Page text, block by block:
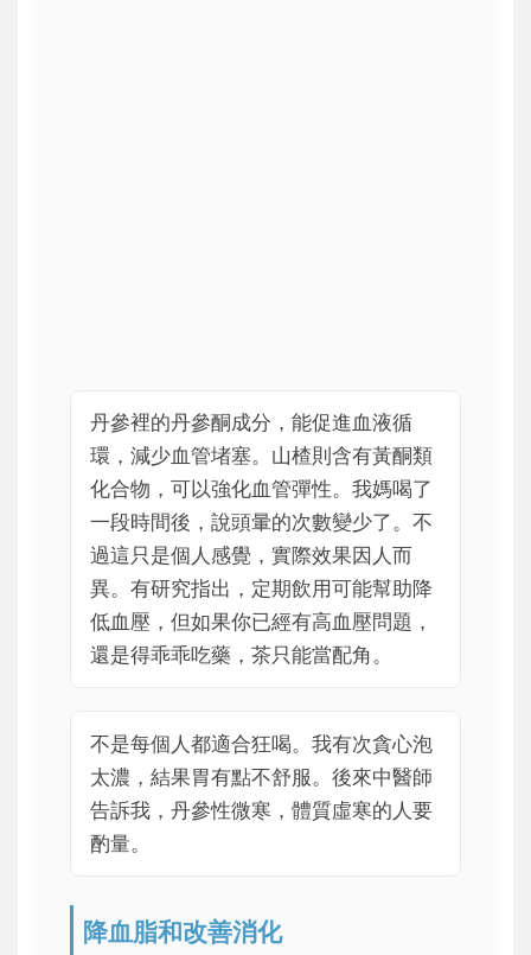
丹參裡的丹參酮成分，能促進血液循
環，減少血管堵塞。山楂則含有黃酮類
化合物，可以強化血管彈性。我媽喝了
一段時間後，說頭暈的次數變少了。不
過這只是個人感覺，實際效果因人而
異。有研究指出，定期飲用可能幫助降
低血壓，但如果你已經有高血壓問題，
還是得乖乖吃藥，茶只能當配角。
不是每個人都適合狂喝。我有次貪心泡
太濃，結果胃有點不舒服。後來中醫師
告訴我，丹參性微寒，體質虛寒的人要
酌量。
降血脂和改善消化